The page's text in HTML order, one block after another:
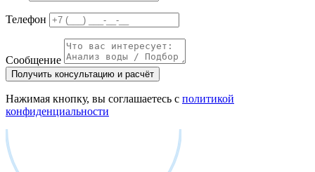
Телефон
Сообщение
Получить консультацию и расчёт
Нажимая кнопку, вы соглашаетесь с политикой
конфиденциальности